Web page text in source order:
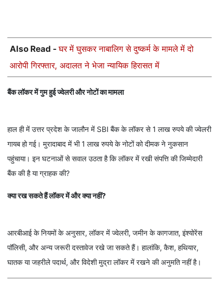
Also Read -घर में घुसकर नाबालिग से दुष्कर्म के मामले में दो
आरोपी गिरफ्तार, अदालत ने भेजा न्यायिक हिरासत में
बैंक लॉकर में गुम हुई ज्वेलरी और नोटों का मामला
हाल ही में उत्तर प्रदेश के जालौन में SBI बैंक के लॉकर से 1 लाख रुपये की ज्वेलरी
गायब हो गई। मुरादाबाद में भी 1 लाख रुपये के नोटों को दीमक ने नुकसान
पहुंचाया। इन घटनाओं से सवाल उठता है कि लॉकर में रखी संपत्ति की जिम्मेदारी
बैंक की है या ग्राहक की?
क्या रख सकते हैं लॉकर में और क्या नहीं?
आरबीआई के नियमों के अनुसार, लॉकर में ज्वेलरी, जमीन के कागजात, इंश्योरेंस
पॉलिसी, और अन्य जरूरी दस्तावेज रखे जा सकते हैं। हालांकि, कैश, हथियार,
घातक या जहरीले पदार्थ, और विदेशी मुद्रा लॉकर में रखने की अनुमति नहीं है।